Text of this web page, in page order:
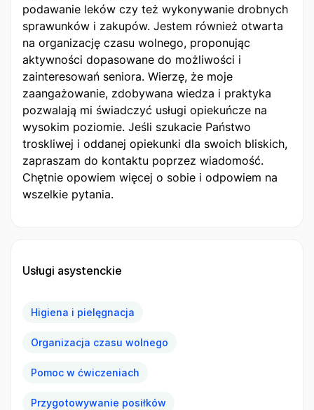
podawanie leków czy też wykonywanie drobnych
sprawunków i zakupów. Jestem również otwarta
na organizację czasu wolnego, proponując
aktywności dopasowane do możliwości i
zainteresowań seniora. Wierzę, że moje
zaangażowanie, zdobywana wiedza i praktyka
pozwalają mi świadczyć usługi opiekuńcze na
wysokim poziomie. Jeśli szukacie Państwo
troskliwej i oddanej opiekunki dla swoich bliskich,
zapraszam do kontaktu poprzez wiadomość.
Chętnie opowiem więcej o sobie i odpowiem na
wszelkie pytania.
Usługi asystenckie
Higiena i pielęgnacja
Organizacja czasu wolnego
Pomoc w ćwiczeniach
Przygotowywanie posiłków